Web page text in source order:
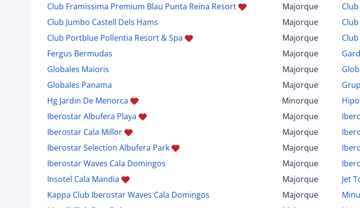
Club Framissima Premium Blau Punta Reina Resort
Majorque
Club Jumbo Castell Dels Hams
Majorque
Club Portblue Pollentia Resort & Spa
Majorque
Fergus Bermudas
Majorque
Globales Maioris
Majorque
Globales Panama
Majorque
Hg Jardin De Menorca
Minorque
Iberostar Albufera Playa
Majorque
Iberostar Cala Millor
Majorque
Iberostar Selection Albufera Park
Majorque
Iberostar Waves Cala Domingos
Majorque
Insotel Cala Mandia
Majorque Jet
Kappa Club Iberostar Waves Cala Domingos
Majorque